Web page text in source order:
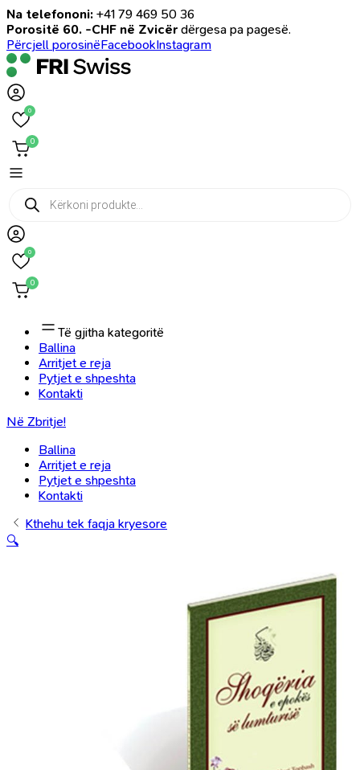
Na telefononi: +41 79 469 50 36
Porositë 60. -CHF në Zvicër dërgesa pa pagesë.
Përcjell porosinëFacebookInstagram
0
0
Products
search
0
0
Të gjitha kategoritë
Ballina
Arritjet e reja
Pytjet e shpeshta
Kontakti
Në Zbritje!
Ballina
Arritjet e reja
Pytjet e shpeshta
Kontakti
Kthehu tek faqja kryesore
🔍